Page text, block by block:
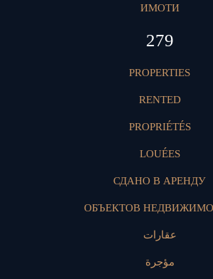
ИМОТИ
396
PROPERTIES
RENTED
PROPRIÉTÉS
LOUÉES
СДАНО В АРЕНДУ
ОБЪЕКТОВ
عقارات
مؤجرة